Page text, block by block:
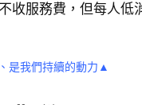
收服務費，但每人低
是我們持續的動力▲